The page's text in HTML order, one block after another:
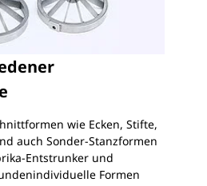
wie Ecken, Stifte,
auch Sonder-Stanzformen
Entstrunker und
Formen